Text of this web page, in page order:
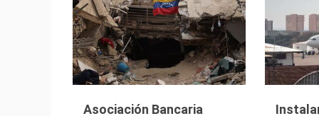
Asociación Bancaria